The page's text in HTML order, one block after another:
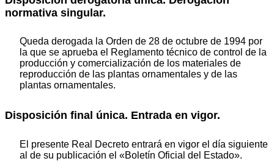
normativa singular.
Queda derogada la Orden de 28 de octubre de 1994 por
la que se aprueba el Reglamento técnico de control de la
producción y comercialización de los materiales de
reproducción de las plantas ornamentales y de las
plantas ornamentales.
Disposición final única. Entrada en vigor.
El presente Real Decreto entrará en vigor el día siguiente
al de su publicación el «Boletín Oficial del Estado».